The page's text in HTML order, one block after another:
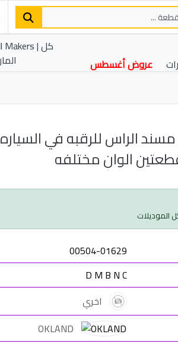
عروض أغسطس
الراس للرقبه في السياره
الوان مختلفه
الموديلات
00504-01629
D M B N C
اخري
OKLAND